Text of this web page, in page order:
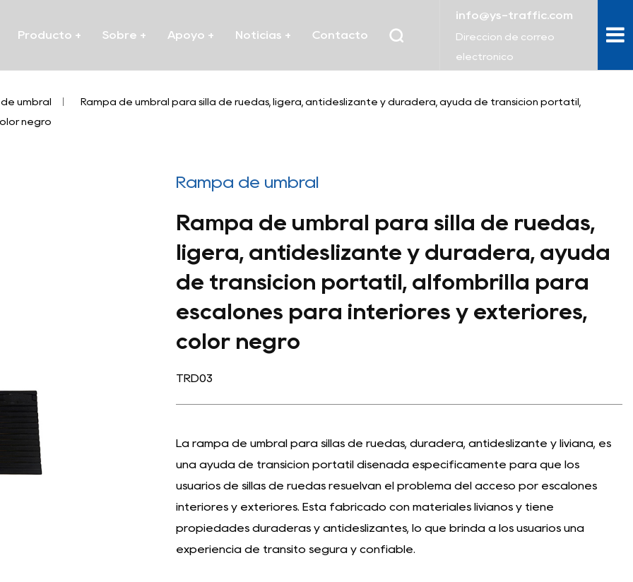
Producto + Sobre + Apoyo + Noticias + Contacto
info@ys-traffic.com
Dirección de correo
electrónico
umbral Rampa de umbral para silla de ruedas, ligera, antideslizante y duradera, ayuda de transición portátil,
negro
Rampa de umbral
Rampa de umbral para silla de ruedas,
ligera, antideslizante y duradera, ayuda
de transición portátil, alfombrilla para
escalones para interiores y exteriores,
color negro
TRD03
La rampa de umbral para sillas de ruedas, duradera, antideslizante y liviana, es
una ayuda de transición portátil diseñada específicamente para que los
usuarios de sillas de ruedas resuelvan el problema del acceso por escalones
interiores y exteriores. Está fabricado con materiales livianos y tiene
propiedades duraderas y antideslizantes, lo que brinda a los usuarios una
experiencia de tránsito segura y confiable.